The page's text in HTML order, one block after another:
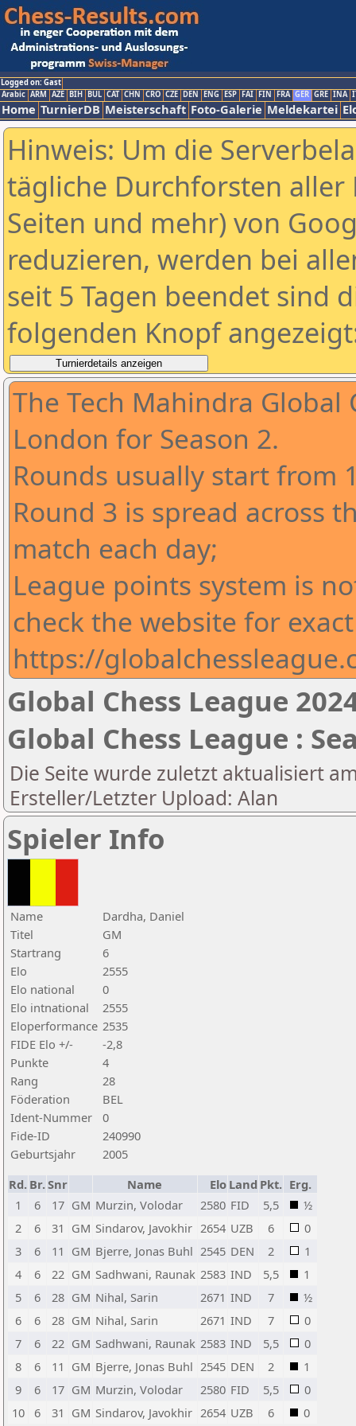
Logged on: Gast
Arabic ARM AZE BIH BUL CAT CHN CRO CZE DEN ENG ESP FAI FIN FRA GER GRE INA
Home TurnierDB Meisterschaft Foto-Galerie Meldekartei
Hinweis: Um die
tägliche Durchforsten aller
Seiten und mehr) von
reduzieren, werden bei
seit 5 Tagen beendet sind
folgenden Knopf
The Tech Mahindra Global
London for Season 2.
Rounds usually start from
Round 3 is spread across
match each day;
League points system is
check the website for
https://
Global Chess League
Global Chess League :
Die Seite wurde zuletzt aktualisiert
Ersteller/Letzter Upload: Alan
Spieler Info
Name
Dardha, Daniel
Titel
GM
Startrang
6
Elo
2555
Elo national
0
Elo intnational
2555
Eloperformance 2535
FIDE Elo +/-
-2,8
Punkte
4
Rang
28
Föderation
BEL
Ident-Nummer
0
Fide-ID
240990
Geburtsjahr
2005
Rd. Br.Snr Name Elo Land Pkt. Erg.
1
6 17 GM Murzin, Volodar 2580 FID 5,5
½
2
6 31 GM Sindarov, Javokhir 2654 UZB 6
0
3
6 11 GM Bjerre, Jonas Buhl 2545 DEN 2
1
4
6 22 GM Sadhwani, Raunak 2583 IND 5,5
1
5
6 28 GM Nihal, Sarin 2671 IND 7
½
6
6 28 GM Nihal, Sarin 2671 IND 7
0
7
6 22 GM Sadhwani, Raunak 2583 IND 5,5
0
8
6 11 GM Bjerre, Jonas Buhl 2545 DEN 2
1
9
6 17 GM Murzin, Volodar 2580 FID 5,5
0
10
6 31 GM Sindarov, Javokhir 2654 UZB 6 0